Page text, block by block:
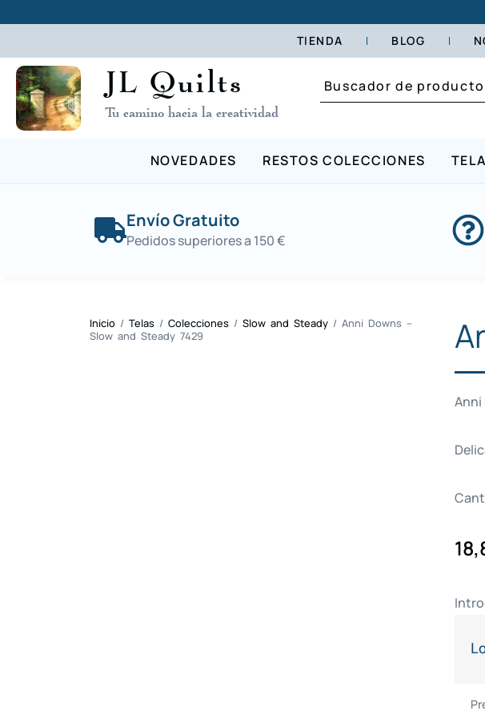
TIENDA BLOG
JL Quilts
Tu camino hacia la creatividad
NOVEDADES RESTOS COLECCIONES
Envío Gratuito
Pedidos superiores a 150 €
Inicio / Telas / Colecciones / Slow and Steady / Anni Downs –
Slow and Steady 7429
Anni